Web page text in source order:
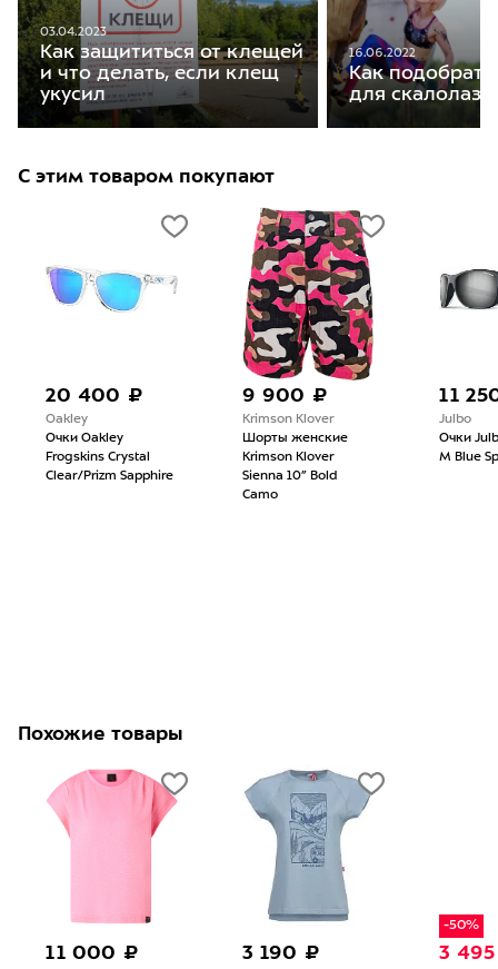
03.04.2023
Как защититься от клещей
и что делать, если клещ
укусил
16.06.2022
Как
для
С этим товаром покупают
20 400 ₽
Oakley
Очки Oakley
Frogskins Crystal
Clear/Prizm Sapphire
9 900 ₽
Krimson Klover
Шорты женские
Krimson Klover
Sienna 10” Bold
Camo
11
Julbo
Очки
M Blue
Похожие товары
11 000 ₽ 3 190 ₽
-50%
3